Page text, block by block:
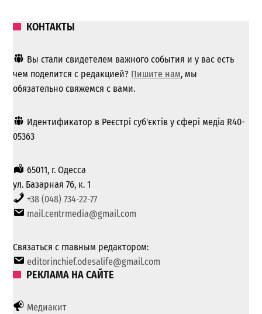
КОНТАКТЫ
Вы стали свидетелем важного события и у вас есть
чем поделится с редакцией? Пишите нам, мы
обязательно свяжемся с вами.
Идентификатор в Реєстрі суб'єктів у сфері медіа R40-
05363
65011, г. Одесса
ул. Базарная 76, к. 1
+38 (048) 734-22-77
mail.centrmedia@gmail.com
Связаться с главным редактором:
editorinchief.odesalife@gmail.com
РЕКЛАМА НА САЙТЕ
Медиакит